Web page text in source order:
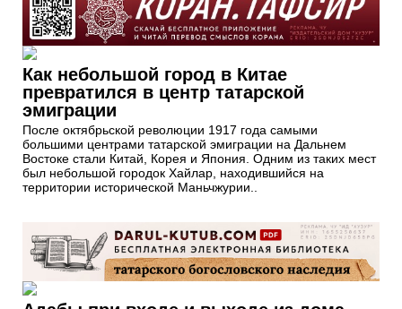
Как небольшой город в Китае
превратился в центр татарской
эмиграции
После октябрьской революции 1917 года самыми
большими центрами татарской эмиграции на Дальнем
Востоке стали Китай, Корея и Япония. Одним из таких мест
был небольшой городок Хайлар, находившийся на
территории исторической Маньчжурии..